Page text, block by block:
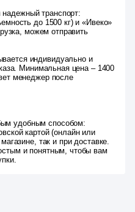
транспорт:
до 1500 кг) и «Ивеко»
можем отправить
индивидуально и
Минимальная цена – 1400
менеджер после
удобным способом:
картой (онлайн или
так и при доставке.
и понятным, чтобы вам